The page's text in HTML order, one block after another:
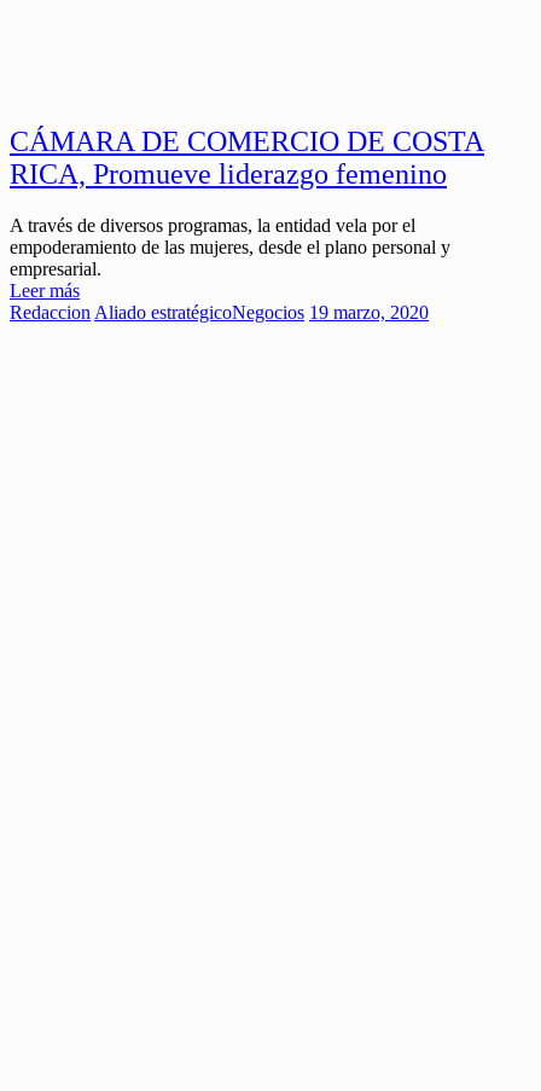
CÁMARA DE COMERCIO DE COSTA
RICA, Promueve liderazgo femenino
A través de diversos programas, la entidad vela por el
empoderamiento de las mujeres, desde el plano personal y
empresarial.
Leer más
Redaccion Aliado estratégicoNegocios 19 marzo, 2020